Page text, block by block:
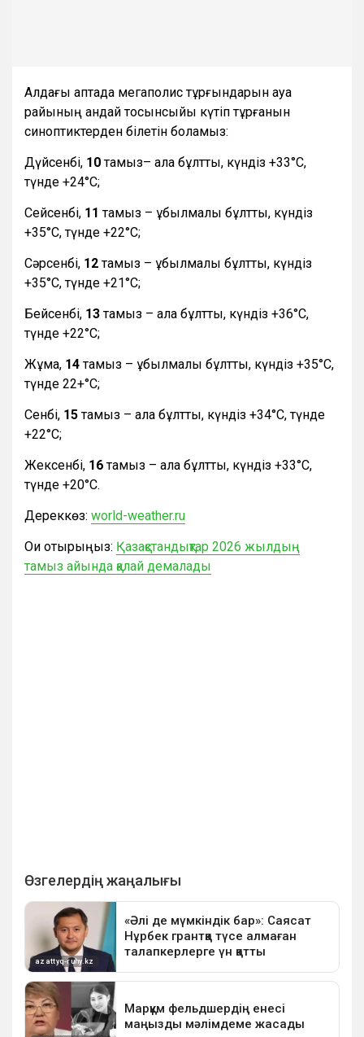
Алдағы аптада мегаполис тұрғындарын ауа
райының қандай тосынсыйы күтіп тұрғанын
синоптиктерден білетін боламыз:
Дүйсенбі, 10тамыз– ала бұлтты, күндіз +33°С,
түнде +24°С;
Сейсенбі, 11тамыз – құбылмалы бұлтты, күндіз
+35°С, түнде +22°С;
Сәрсенбі, 12тамыз – құбылмалы бұлтты, күндіз
+35°С, түнде +21°С;
Бейсенбі, 13тамыз – ала бұлтты, күндіз +36°С,
түнде +22°С;
Жұма, 14тамыз – құбылмалы бұлтты, күндіз +35°С,
түнде 22+°С;
Сенбі, 15тамыз – ала бұлтты, күндіз +34°С, түнде
+22°С;
Жексенбі, 16тамыз – ала бұлтты, күндіз +33°С,
түнде +20°С.
Дереккөз: world-weather.ru
Оқи отырыңыз: Қазақстандықтар 2026 жылдың
тамыз айында қалай демалады